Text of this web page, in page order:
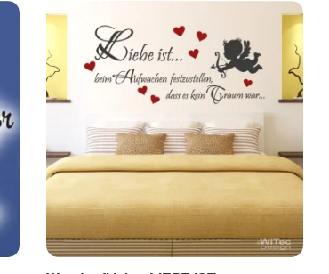
Größe etc. )